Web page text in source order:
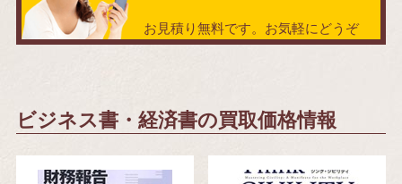
お見積り無料です。お気軽にどうぞ
ビジネス書・経済書の買取価格情報